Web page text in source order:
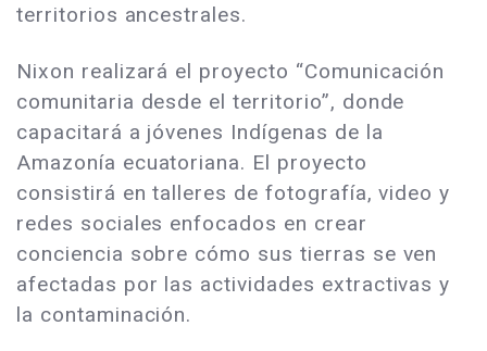
territorios ancestrales.
Nixon realizará el proyecto “Comunicación
comunitaria desde el territorio”, donde
capacitará a jóvenes Indígenas de la
Amazonía ecuatoriana. El proyecto
consistirá en talleres de fotografía, video y
redes sociales enfocados en crear
conciencia sobre cómo sus tierras se ven
afectadas por las actividades extractivas y
la contaminación.